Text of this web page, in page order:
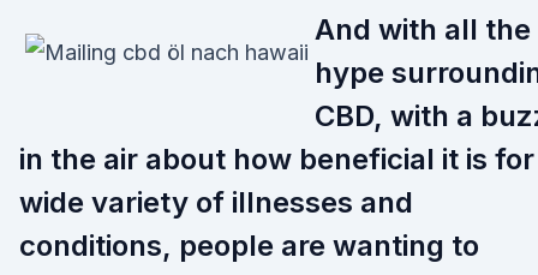
And with all the
hype
CBD, with a
in the air about how beneficial it is for
wide variety of illnesses and
conditions, people are wanting to